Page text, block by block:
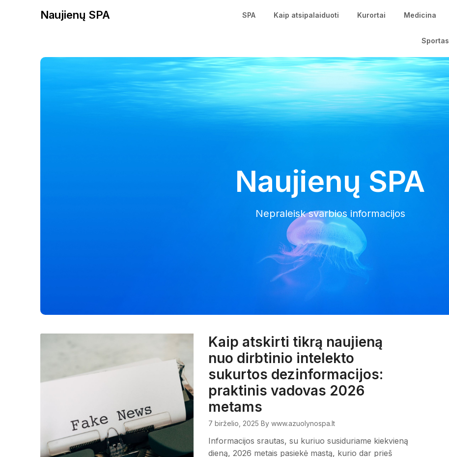
Naujienų SPA SPA Kaip atsipalaiduoti Kurortai Medicina
Sportas
Naujienų SPA
Nepraleisk svarbios informacijos
Kaip atskirti tikrą naujieną
nuo dirbtinio intelekto
sukurtos dezinformacijos:
praktinis vadovas 2026
metams
7 birželio, 2025 By www.azuolynospa.lt
Informacijos srautas, su kuriuo susiduriame kiekvieną
dieną, 2026 metais pasiekė mastą, kurio dar prieš